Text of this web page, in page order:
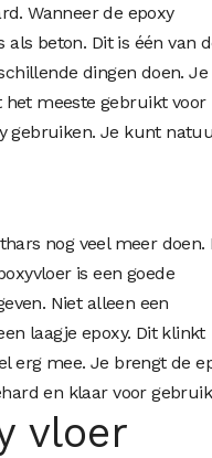
Wanneer de epoxy
beton. Dit is één van
dingen doen. Je
het meeste gebruikt voor
gebruiken. Je kunt
nog veel meer doen.
is een goede
Niet alleen een
laagje epoxy. Dit klinkt
erg mee. Je brengt de
en klaar voor
vloer